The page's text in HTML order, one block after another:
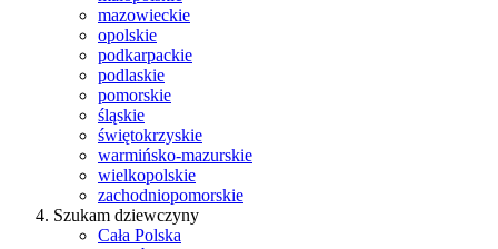
mazowieckie
opolskie
podkarpackie
podlaskie
pomorskie
śląskie
świętokrzyskie
warmińsko-mazurskie
wielkopolskie
zachodniopomorskie
Szukam dziewczyny
Cała Polska